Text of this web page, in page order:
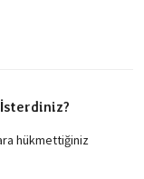
hükmettiğiniz